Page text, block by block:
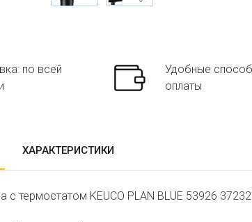
по всей
Удобные
оплаты
ХАРАКТЕРИСТИКИ
с термостатом KEUCO PLAN BLUE 53926